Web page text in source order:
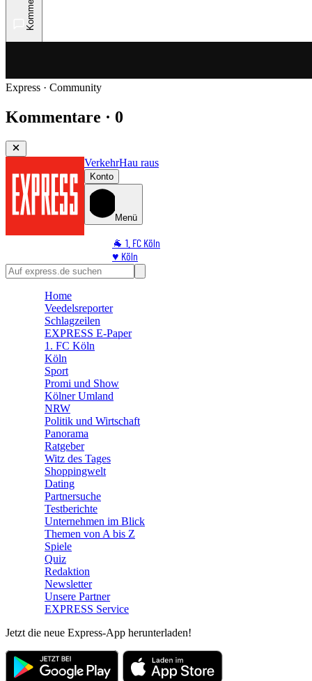
Express · Community
Kommentare · 0
VerkehrHau raus
Konto
Menü
🐐 1. FC Köln
♥️ Köln
⭐ Promi
🛒 Shoppingwelt
Home
Veedelsreporter
Schlagzeilen
EXPRESS E-Paper
1. FC Köln
Köln
Sport
Promi und Show
Kölner Umland
NRW
Politik und Wirtschaft
Panorama
Ratgeber
Witz des Tages
Shoppingwelt
Dating
Partnersuche
Testberichte
Unternehmen im Blick
Themen von A bis Z
Spiele
Quiz
Redaktion
Newsletter
Unsere Partner
EXPRESS Service
Jetzt die neue Express-App herunterladen!